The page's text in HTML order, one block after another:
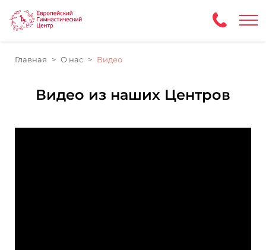
Главная О нас Видео
Видео из наших Центров